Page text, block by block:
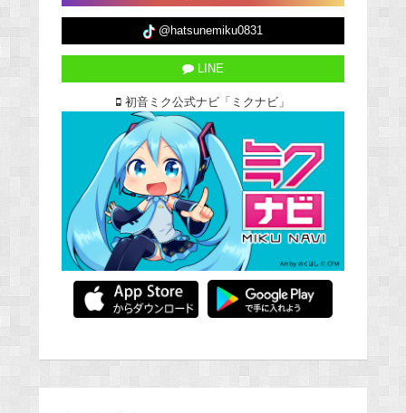
@hatsunemiku0831
LINE
初音ミク公式ナビ「ミクナビ」